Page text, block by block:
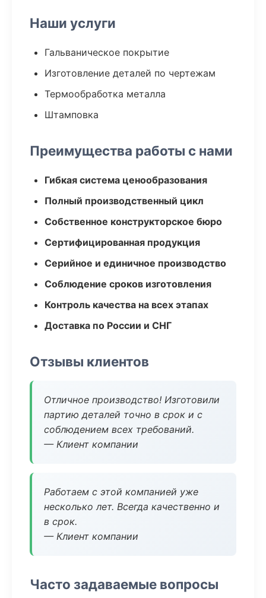
Наши услуги
Гальваническое покрытие
Изготовление деталей по чертежам
Термообработка металла
Штамповка
Преимущества работы с нами
Гибкая система ценообразования
Полный производственный цикл
Собственное конструкторское бюро
Сертифицированная продукция
Серийное и единичное производство
Соблюдение сроков изготовления
Контроль качества на всех этапах
Доставка по России и СНГ
Отзывы клиентов
Отличное производство! Изготовили
партию деталей точно в срок и с
соблюдением всех требований.
— Клиент компании
Работаем с этой компанией уже
несколько лет. Всегда качественно и
в срок.
— Клиент компании
Часто задаваемые вопросы